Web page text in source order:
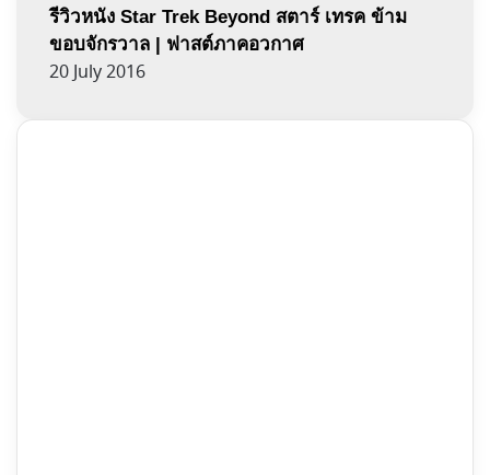
รีวิวหนัง Star Trek Beyond สตาร์ เทรค ข้าม
ขอบจักรวาล | ฟาสต์ภาคอวกาศ
20 July 2016